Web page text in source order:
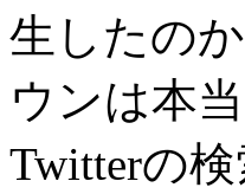
生したの
ウンは本当
Twitterの